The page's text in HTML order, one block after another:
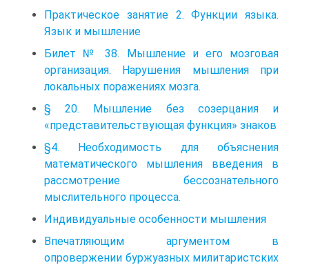
Практическое занятие 2. Функции языка.
Язык и мышление
Билет № 38. Мышление и его мозговая
организация. Нарушения мышления при
локальных поражениях мозга.
§ 20. Мышление без созерцания и
«представительствующая функция» знаков
§4. Необходимость для объяснения
математического мышления введения в
рассмотрение бессознательного
мыслительного процесса.
Индивидуальные особенности мышления
Впечатляющим аргументом в
опровержении буржуазных милитаристских